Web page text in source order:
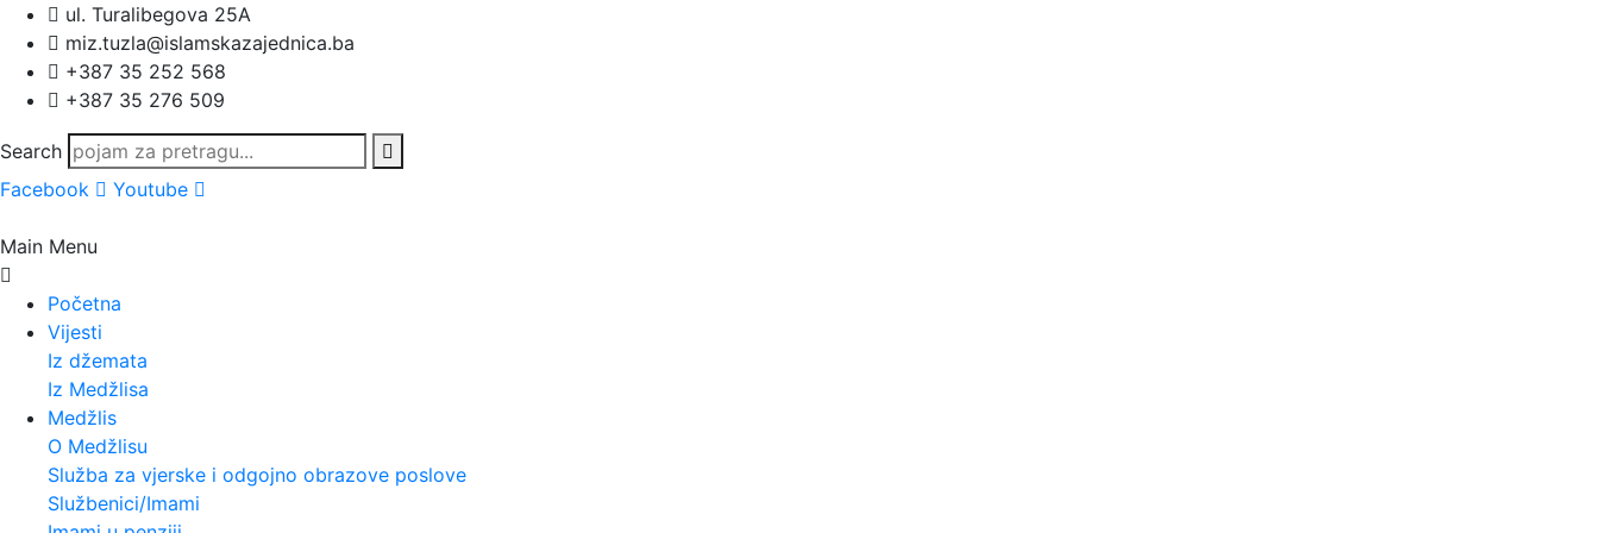
ul. Turalibegova 25A
miz.tuzla@islamskazajednica.ba
+387 35 252 568
+387 35 276 509
Search
Facebook
Youtube
Main Menu
Početna
Vijesti
Iz džemata
Iz Medžlisa
Medžlis
O Medžlisu
Služba za vjerske i odgojno obrazove poslove
Službenici/Imami